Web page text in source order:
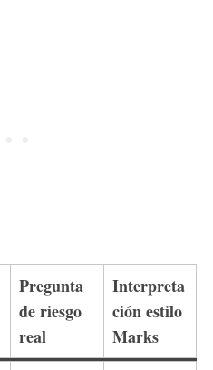
Pregunta
de riesgo
real
Interpreta
ción estilo
Marks